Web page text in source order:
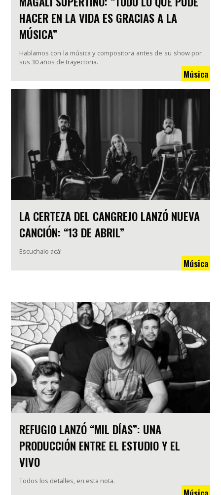
HACER EN LA VIDA ES GRACIAS A LA
MÚSICA”
Hablamos con la música y compositora antes de su show por
sus 30 años de trayectoria.
Música
LA CERTEZA DEL CANGREJO LANZÓ NUEVA
CANCIÓN: “13 DE ABRIL”
Escuchalo acá!
Música
REFUGIO LANZÓ “MIL DÍAS”: UNA
PRODUCCIÓN ENTRE EL ESTUDIO Y EL
VIVO
Todos los detalles, en esta nota.